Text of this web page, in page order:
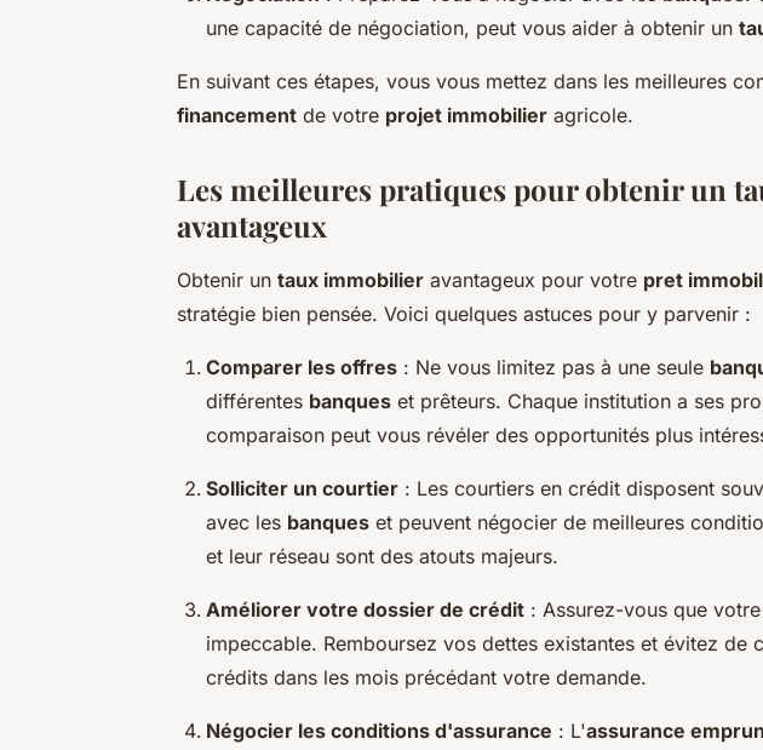
une capacité de négociation, peut vous aider à obtenir un
En suivant ces étapes, vous vous mettez dans les meilleures
financement de votre projet immobilier agricole.
Les meilleures pratiques pour obtenir un
avantageux
Obtenir un taux immobilier avantageux pour votre pret
stratégie bien pensée. Voici quelques astuces pour y parvenir :
Comparer les offres : Ne vous limitez pas à une seule
différentes banques et prêteurs. Chaque institution a ses
comparaison peut vous révéler des opportunités plus
Solliciter un courtier : Les courtiers en crédit disposent
avec les banques et peuvent négocier de meilleures
et leur réseau sont des atouts majeurs.
Améliorer votre dossier de crédit : Assurez-vous que
impeccable. Remboursez vos dettes existantes et évitez de
crédits dans les mois précédant votre demande.
Négocier les conditions d'assurance : L'assurance